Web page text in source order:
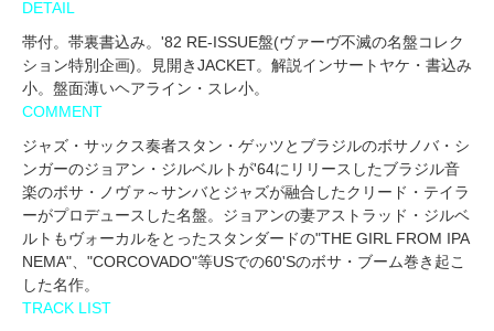
DETAIL
帯付。帯裏書込み。'82 RE-ISSUE盤(ヴァーヴ不滅の名盤コレク
ション特別企画)。見開きJACKET。解説インサートヤケ・書込み
小。盤面薄いヘアライン・スレ小。
COMMENT
ジャズ・サックス奏者スタン・ゲッツとブラジルのボサノバ・シ
ンガーのジョアン・ジルベルトが'64にリリースしたブラジル音
楽のボサ・ノヴァ～サンバとジャズが融合したクリード・テイラ
ーがプロデュースした名盤。ジョアンの妻アストラッド・ジルベ
ルトもヴォーカルをとったスタンダードの"THE GIRL FROM IPA
NEMA"、"CORCOVADO"等USでの60'Sのボサ・ブーム巻き起こ
した名作。
TRACK LIST